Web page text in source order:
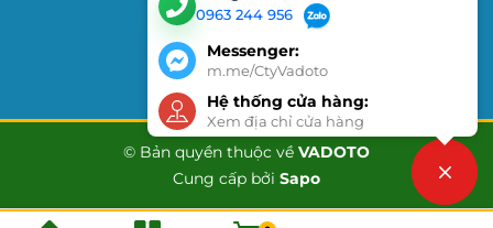
© Bản quyền thuộc về VADOTO
Cung cấp bởi Sapo
0963 244 956
Messenger:
m.me/CtyVadoto
Hệ thống cửa hàng:
Xem địa chỉ cửa hàng
Liên hệ